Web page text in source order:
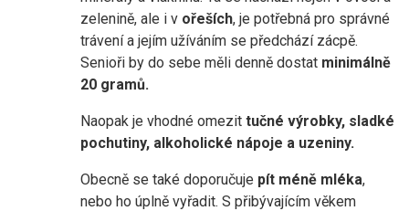
zelenině, ale i v ořeších, je potřebná pro správné
trávení a jejím užíváním se předchází zácpě.
Senioři by do sebe měli denně dostat minimálně
20 gramů.
Naopak je vhodné omezit tučné výrobky, sladké
pochutiny, alkoholické nápoje a uzeniny.
Obecně se také doporučuje pít méně mléka,
nebo ho úplně vyřadit. S přibývajícím věkem